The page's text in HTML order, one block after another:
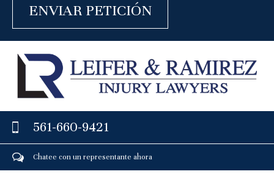
561-660-9421
Chatee con un representante ahora